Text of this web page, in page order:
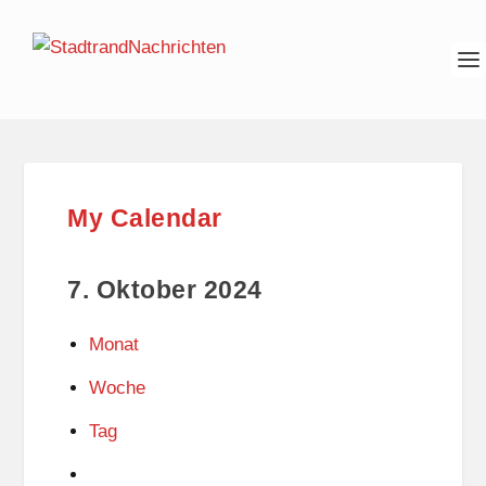
My Calendar
7. Oktober 2024
Monat
Woche
Tag